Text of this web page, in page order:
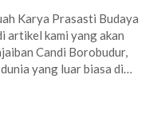
Karya Prasasti Budaya
artikel kami yang akan
Candi Borobudur,
yang luar biasa di…